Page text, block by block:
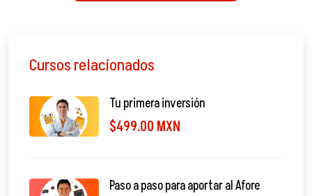
Cursos relacionados
Tu primera inversión
$499.00 MXN
Paso a paso para aportar al Afore